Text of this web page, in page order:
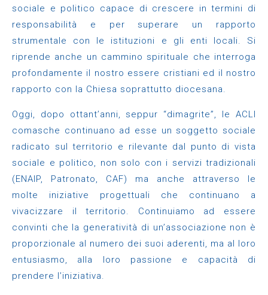
sociale e politico capace di crescere in termini di
responsabilità e per superare un rapporto
strumentale con le istituzioni e gli enti locali. Si
riprende anche un cammino spirituale che interroga
profondamente il nostro essere cristiani ed il nostro
rapporto con la Chiesa soprattutto diocesana.
Oggi, dopo ottant’anni, seppur “dimagrite”, le ACLI
comasche continuano ad esse un soggetto sociale
radicato sul territorio e rilevante dal punto di vista
sociale e politico, non solo con i servizi tradizionali
(ENAIP, Patronato, CAF) ma anche attraverso le
molte iniziative progettuali che continuano a
vivacizzare il territorio. Continuiamo ad essere
convinti che la generatività di un’associazione non è
proporzionale al numero dei suoi aderenti, ma al loro
entusiasmo, alla loro passione e capacità di
prendere l’iniziativa.